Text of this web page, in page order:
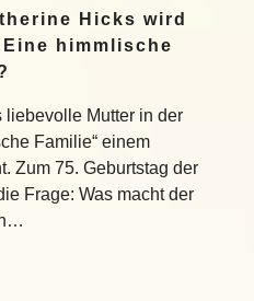
Hicks wird
himmlische
Mutter in der
Familie“ einem
Zum 75. Geburtstag der
Frage: Was macht der